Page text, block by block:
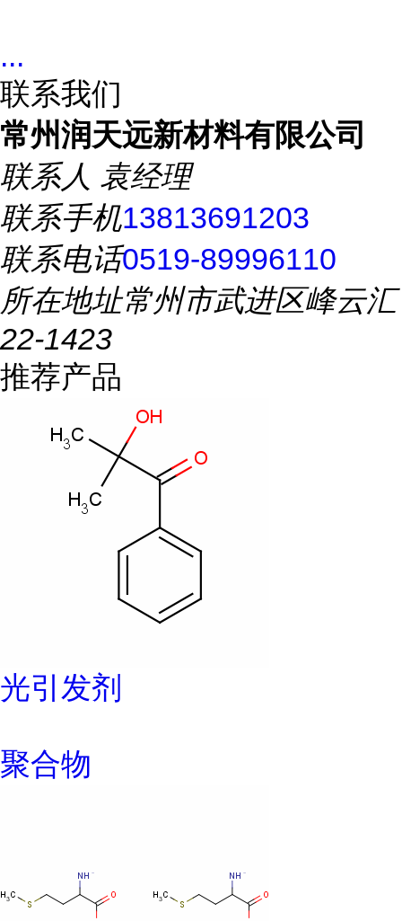
...
联系我们
常州润天远新材料有限公司
联系人 袁经理
联系手机13813691203
联系电话0519-89996110
所在地址常州市武进区峰云汇
22-1423
推荐产品
光引发剂
聚合物